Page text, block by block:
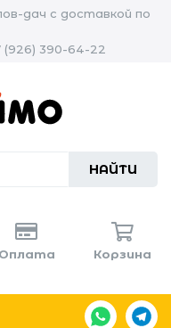
дач с доставкой по
(926) 390-64-22
НАЙТИ
Оплата Корзина